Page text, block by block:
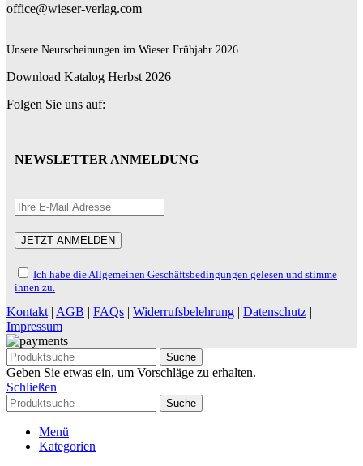
office@wieser-verlag.com
Unsere Neurscheinungen im Wieser Frühjahr 2026
Download Katalog Herbst 2026
Folgen Sie uns auf:
NEWSLETTER ANMELDUNG
Ich habe die Allgemeinen Geschäftsbedingungen gelesen und stimme
ihnen zu.
Kontakt| AGB FAQs Widerrufsbelehrung Datenschutz
Impressum
Suche
Geben Sie etwas ein, um Vorschläge zu erhalten.
Schließen
Suche
Menü
Kategorien